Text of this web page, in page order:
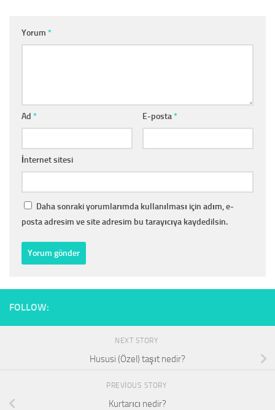
Yorum *
Ad * E-posta*
İnternet sitesi
Daha sonraki yorumlarımda kullanılması için adım, e-
posta adresim ve site adresim bu tarayıcıya kaydedilsin.
FOLLOW:
NEXT STORY
Hususi (Özel) taşıt nedir?
PREVIOUS STORY
Kurtarıcı nedir?